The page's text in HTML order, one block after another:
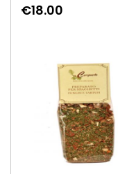
€18.00